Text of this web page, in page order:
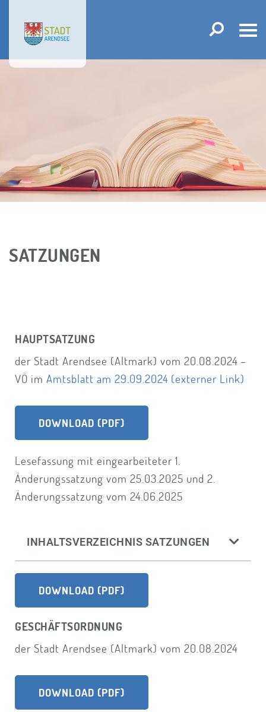
SATZUNGEN
HAUPTSATZUNG
der Stadt Arendsee (Altmark) vom 20.08.2024 –
VÖ im Amtsblatt am 29.09.2024 (externer Link)
DOWNLOAD (PDF)
Lesefassung mit eingearbeiteter 1.
Änderungssatzung vom 25.03.2025 und 2.
Änderungssatzung vom 24.06.2025
INHALTSVERZEICHNIS SATZUNGEN
DOWNLOAD (PDF)
GESCHÄFTSORDNUNG
der Stadt Arendsee (Altmark) vom 20.08.2024
DOWNLOAD (PDF)